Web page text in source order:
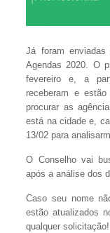
Já foram
Agendas 2020. O
fevereiro e, a
receberam e
procurar as
está na cidade e,
13/02 para
O Conselho vai
após a análise dos
Caso seu nome
estão atualizados
qualquer solicitação!